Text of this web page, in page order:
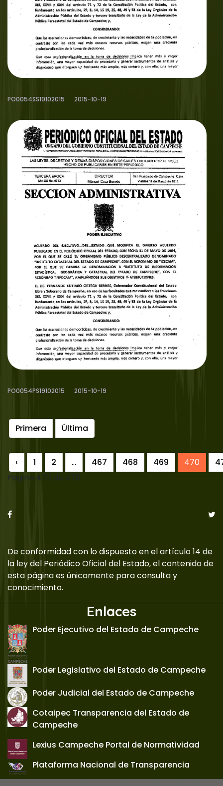
PO0054SS19102015 2015-10-19
PO0054PS19102015 2015-10-19
Primera Última
‹ 1 2 ... 467 468 469 470
Pagina 470 de 476
De conformidad con lo dispuesto en el artículo 14 de
la ley del Periódico Oficial del Estado, el contenido de
esta página es únicamente para consulta y
conocimiento.
Enlaces
Poder Ejecutivo del Estado de Campeche
Poder Legislativo del Estado de Campeche
Poder Judicial del Estado de Campeche
Cotaipec Transparencia del Estado de
Campeche
Lexius Campeche Portal de Normatividad
Plataforma Nacional de Transparencia